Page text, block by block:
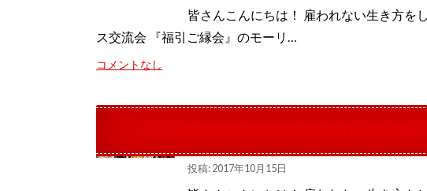
皆さんこんにちは！ 雇われない生き方を
ス交流会 『福引ご縁会』のモーリ…
コメントなし
投稿: 2017年10月15日